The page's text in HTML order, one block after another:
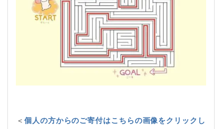
＜個人の方からのご寄付はこちらの画像をクリックし